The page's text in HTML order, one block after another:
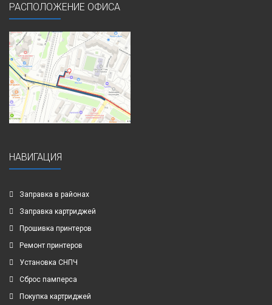
РАСПОЛОЖЕНИЕ ОФИСА
НАВИГАЦИЯ
Заправка в районах
Заправка картриджей
Прошивка принтеров
Ремонт принтеров
Установка СНПЧ
Сброс памперса
Покупка картриджей